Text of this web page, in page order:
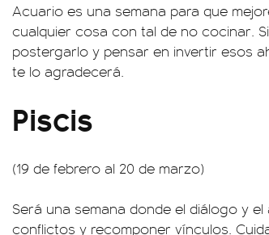
Acuario es una semana para que
cualquier cosa con tal de no cocinar.
postergarlo y pensar en invertir esos
te lo agradecerá.
Piscis
(19 de febrero al 20 de marzo)
Será una semana donde el diálogo y
conflictos y recomponer vínculos.